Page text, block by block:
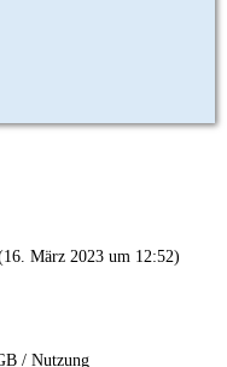
16. März 2023 um 12:52)
/ Nutzung